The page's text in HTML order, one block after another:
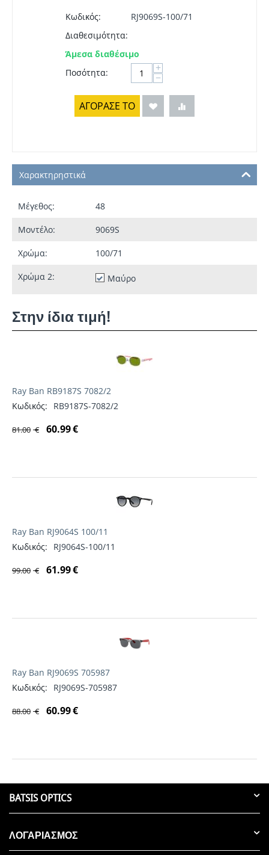
Κωδικός:
RJ9069S-100/71
Διαθεσιμότητα:
Άμεσα διαθέσιμο
Ποσότητα:
+
−
ΑΓΟΡΑΣΕ ΤΟ
Χαρακτηρηστικά
Μέγεθος: 48
Μοντέλο: 9069S
Χρώμα: 100/71
Χρώμα 2: Μαύρο
Στην ίδια τιμή!
Ray Ban RB9187S 7082/2
Κωδικός:
RB9187S-7082/2
81.00 € 60.99€
Ray Ban RJ9064S 100/11
Κωδικός:
RJ9064S-100/11
99.00 € 61.99€
Ray Ban RJ9069S 705987
Κωδικός:
RJ9069S-705987
88.00 € 60.99€
BATSIS OPTICS
ΛΟΓΑΡΙΑΣΜΟΣ